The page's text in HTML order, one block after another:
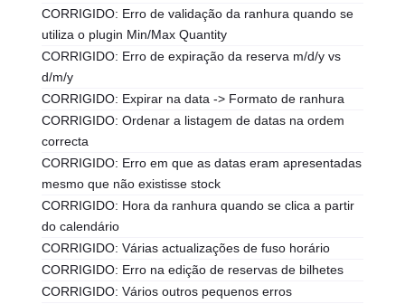
CORRIGIDO: Erro de validação da ranhura quando se
utiliza o plugin Min/Max Quantity
CORRIGIDO: Erro de expiração da reserva m/d/y vs
d/m/y
CORRIGIDO: Expirar na data -> Formato de ranhura
CORRIGIDO: Ordenar a listagem de datas na ordem
correcta
CORRIGIDO: Erro em que as datas eram apresentadas
mesmo que não existisse stock
CORRIGIDO: Hora da ranhura quando se clica a partir
do calendário
CORRIGIDO: Várias actualizações de fuso horário
CORRIGIDO: Erro na edição de reservas de bilhetes
CORRIGIDO: Vários outros pequenos erros